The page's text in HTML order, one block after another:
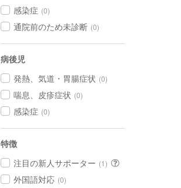
感染症 (0)
通院前のため未診断 (0)
病後児
発熱、気道・胃腸症状 (0)
喘息、皮疹症状 (0)
感染症 (0)
特徴
注目の新人サポーター (1)
外国語対応 (0)